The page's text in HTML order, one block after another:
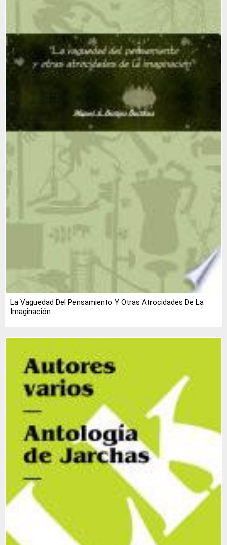
La Vaguedad Del Pensamiento Y Otras Atrocidades De La
Imaginación